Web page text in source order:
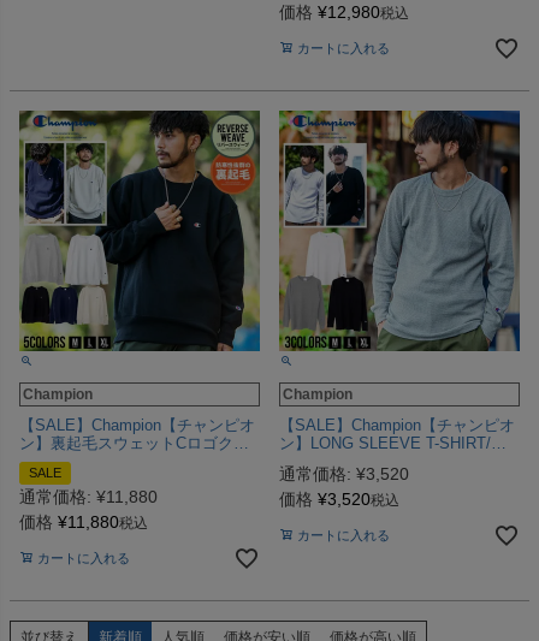
価格 ¥12,980税込
カートに入れる
Champion
【SALE】Champion【チャンピオ
ン】裏起毛スウェットCロゴクル
ーネックトレーナー/全5色スウェ
ット
SALE
通常価格: ¥11,880
価格 ¥11,880税込
カートに入れる
Champion
【SALE】Champion【チャンピオ
ン】LONG SLEEVE T-SHIRT/全3
通常価格: ¥3,520
価格 ¥3,520税込
カートに入れる
並び替え 新着順 人気順 価格が安い順 価格が高い順